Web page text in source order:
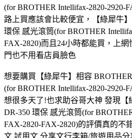
(for BROTHER Intellifax-2820-2920-
路上買應該會比較便宜，【綠犀牛
環保 感光滾筒(for BROTHER
FAX-2820)而且24小時都能買，上
門也不用看店員臉色
想要購買【綠犀牛】相容
(for BROTHER Intellifax-2820-2920-
想很多天了!也求助谷哥大神 發現【
DR-350 環保 感光滾筒(for
FAX-2820-FAX-2820)的評價真的不
文.試用文.分享文行李箱/旅遊用品